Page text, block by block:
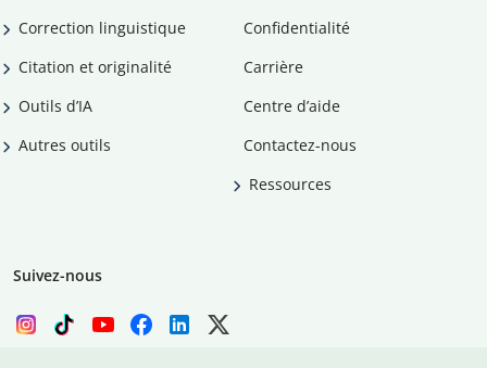
Correction linguistique
Citation et originalité
Outils d’IA
Autres outils
Confidentialité
Carrière
Centre d’aide
Contactez-nous
Ressources
Suivez-nous